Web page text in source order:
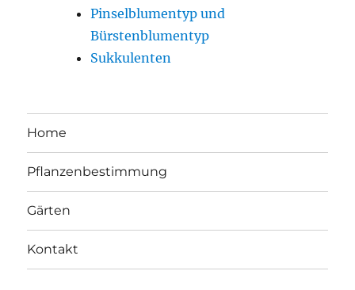
Pinselblumentyp und
Bürstenblumentyp
Sukkulenten
Home
Pflanzenbestimmung
Gärten
Kontakt